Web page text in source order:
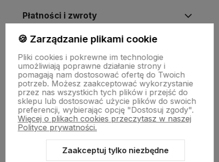
Płatności i zwroty
Wsparcie
O nas
🍪 Zarządzanie plikami cookie
Pliki cookies i pokrewne im technologie
umożliwiają poprawne działanie strony i
pomagają nam dostosować ofertę do Twoich
potrzeb. Możesz zaakceptować wykorzystanie
przez nas wszystkich tych plików i przejść do
sklepu lub dostosować użycie plików do swoich
preferencji, wybierając opcję "Dostosuj zgody".
Więcej o plikach cookies przeczytasz w naszej
Polityce prywatności.
Zaakceptuj tylko niezbędne